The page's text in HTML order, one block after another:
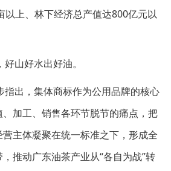
以上、林下经济总产值达800亿元以
山好水出好油。
指出，集体商标作为公用品牌的核心
加工、销售各环节脱节的痛点，把
主体凝聚在统一标准之下，形成全
推动广东油茶产业从“各自为战”转